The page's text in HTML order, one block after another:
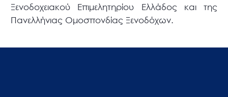
Ξενοδοχειακού Επιμελητηρίου Ελλάδος και της
Πανελλήνιας Ομοσπονδίας Ξενοδόχων.